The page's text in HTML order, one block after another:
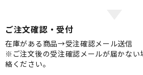
ご注文確認・受付
在庫がある商品→受注確認メール送信
※ご注文後の受注確認メールが届かない
絡ください。